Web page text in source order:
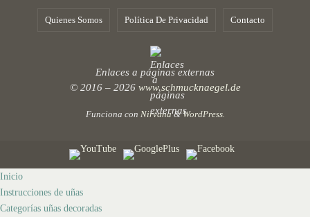
Quienes Somos Política De Privacidad Contacto
Enlaces a páginas externas
© 2016 – 2026 www.schmucknaegel.de
Funciona con Nirvana&WordPress.
Inicio
Instrucciones de uñas
Categorías uñas decoradas